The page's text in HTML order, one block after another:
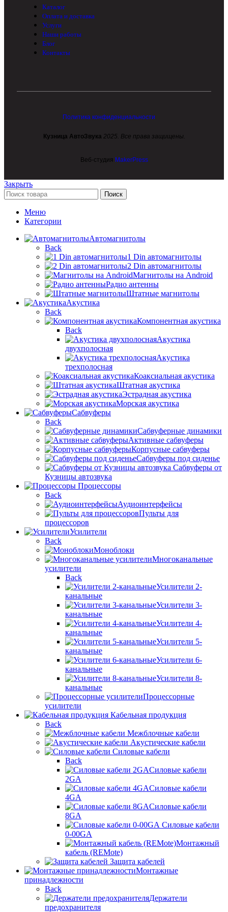
Каталог
Оплата и доставка
Услуги
Наши работы
Блог
Контакты
Политика конфиденциальности
Кузница АвтоЗвука 2025. Все права защищены.
Веб-студия MakerPress
Закрыть
Поиск
Меню
Категории
Автомагнитолы
Back
1 Din автомагнитолы
2 Din автомагнитолы
Магнитолы на Android
Радио антенны
Штатные магнитолы
Акустика
Back
Компонентная акустика
Back
Акустика
двухполосная
Акустика
трехполосная
Коаксиальная акустика
Штатная акустика
Эстрадная акустика
Морская акустика
Сабвуферы
Back
Сабвуферные динамики
Активные сабвуферы
Корпусные сабвуферы
Сабвуферы под сиденье
Сабвуферы от
Кузницы автозвука
Процессоры
Back
Аудиоинтерфейсы
Пульты для
процессоров
Усилители
Back
Моноблоки
Многоканальные
усилители
Back
Усилители 2-
канальные
Усилители 3-
канальные
Усилители 4-
канальные
Усилители 5-
канальные
Усилители 6-
канальные
Усилители 8-
канальные
Процессорные
усилители
Кабельная продукция
Back
Межблочные кабели
Акустические кабели
Силовые кабели
Back
Силовые кабели
2GA
Силовые кабели
4GA
Силовые кабели
8GA
Силовые кабели
0-00GA
Монтажный
кабель (REMote)
Защита кабелей
Монтажные
принадлежности
Back
Держатели
предохранителя